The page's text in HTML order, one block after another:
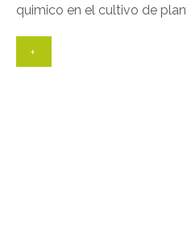
quimico en el cultivo de
+